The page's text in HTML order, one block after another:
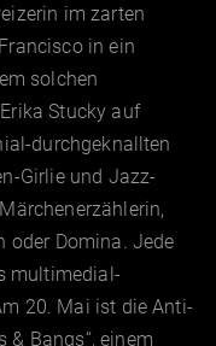
im zarten
in ein
solchen
Stucky auf
durchgeknallten
Girlie und Jazz-
oder Domina. Jede
multimedial-
20. Mai ist die Anti-
& Bangs“, einem